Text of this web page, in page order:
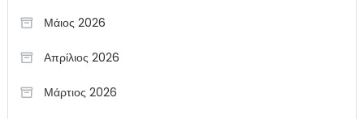
Μάιος 2026
Απρίλιος 2026
Μάρτιος 2026